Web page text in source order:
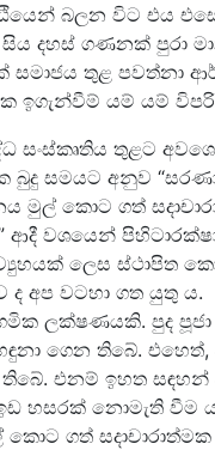
බලන විට එය
දහස් ගණනක් පුරා
තුළ පවත්නා
ඉගැන්වීම් යම් යම්
සංස්කෘතිය තුළට
සමයට අනුව
මුල් කොට ගත්
ආදී වශයෙන්
ලෙස ස්ථාපිත
අප වටහා ගත යුතු ය.
ලක්ෂණයකි. පුද
ගෙන තිබේ.
එනම් ඉහත සඳහන්
හසරක් නොමැති වීම
ගත්